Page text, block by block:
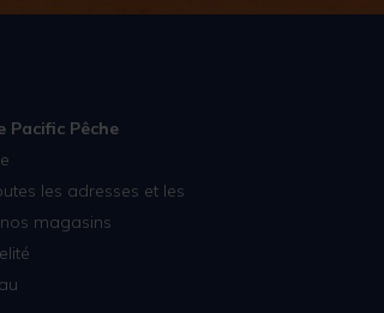
Pacific Pêche
les adresses et les
magasins